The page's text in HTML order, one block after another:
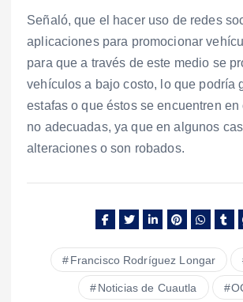
Señaló, que el hacer uso de redes
aplicaciones para promocionar
para que a través de este medio se
vehículos a bajo costo, lo que podría
estafas o que éstos se encuentren
no adecuadas, ya que en algunos
alteraciones o son robados.
Francisco Rodríguez Longar
Noticias de Cuautla